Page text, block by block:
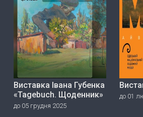
Виставка Івана Губенка
«Tagebuch. Щоденник»
до 05 грудня 2025
до 01